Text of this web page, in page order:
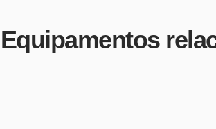
Equipamentos